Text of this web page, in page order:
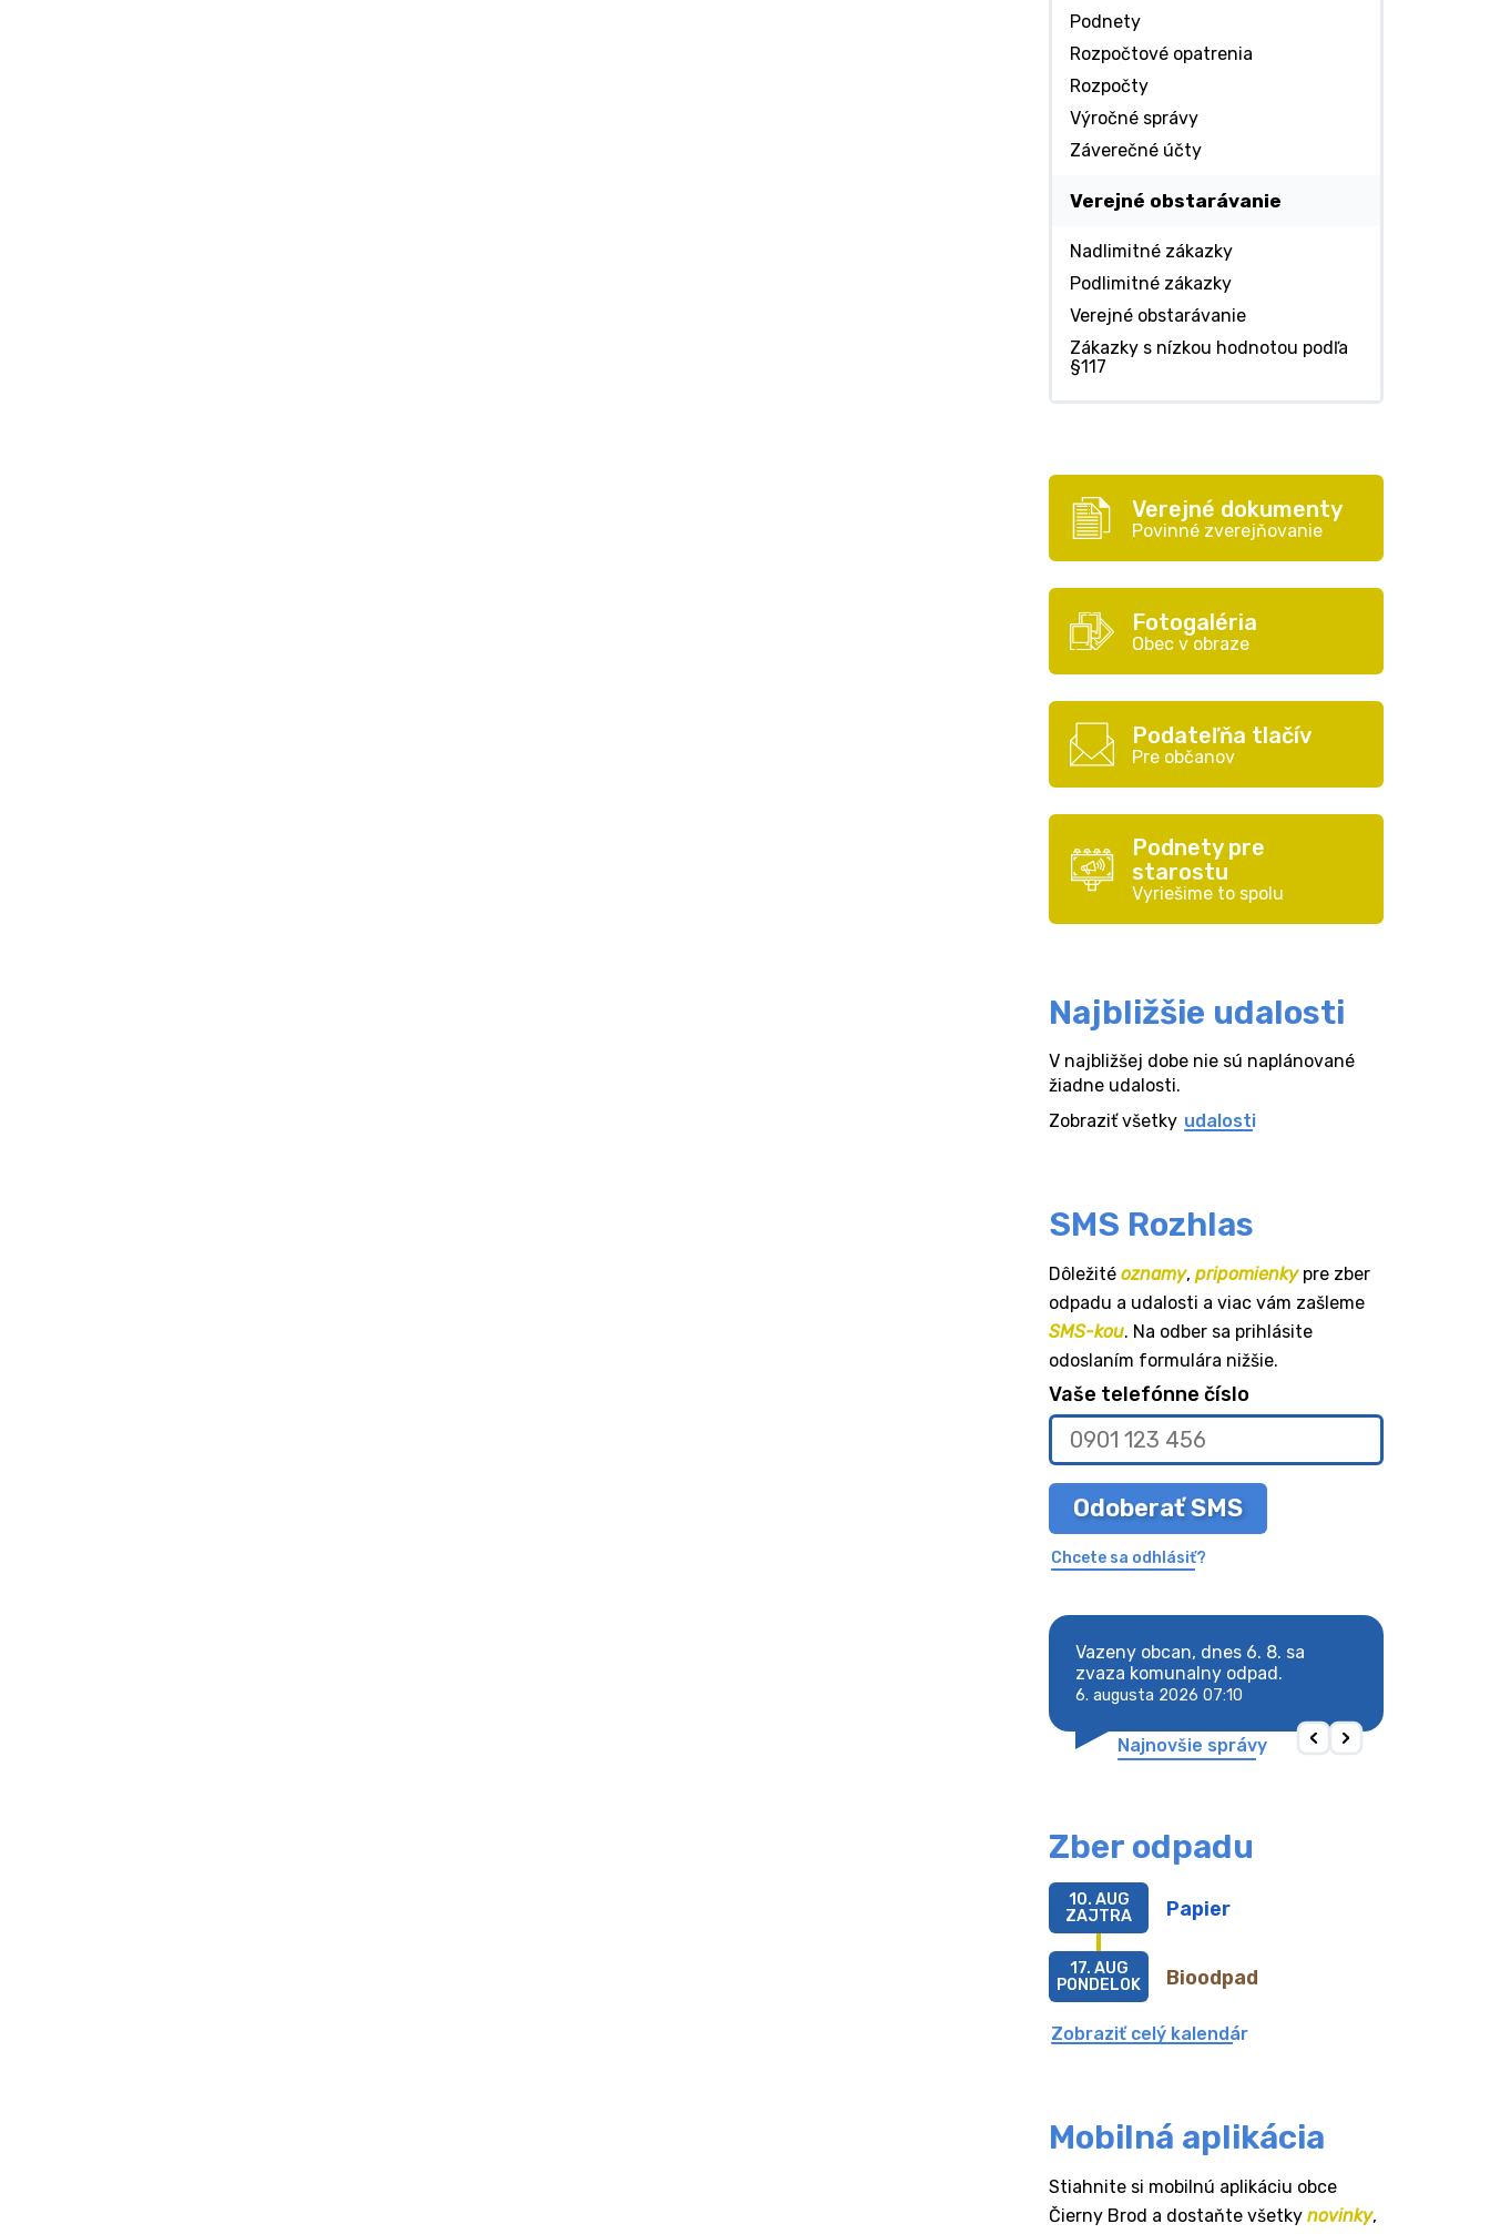
Podnety
Rozpočtové opatrenia
Rozpočty
Výročné správy
Záverečné účty
Verejné obstarávanie
Nadlimitné zákazky
Podlimitné zákazky
Verejné obstarávanie
Zákazky s nízkou hodnotou podľa
§117
Verejné dokumenty
Povinné zverejňovanie
Fotogaléria
Obec v obraze
Podateľňa tlačív
Pre občanov
Podnety pre
starostu
Vyriešime to spolu
Najbližšie udalosti
V najbližšej dobe nie sú naplánované
žiadne udalosti.
Zobraziť všetky udalosti
SMS Rozhlas
Dôležité oznamy, pripomienkypre zber
odpadu a udalosti a viac vám zašleme
SMS-kou. Na odber sa prihlásite
odoslaním formulára nižšie.
Vaše telefónne číslo
Odoberať SMS
Chcete sa odhlásiť?
Vazeny obcan, dnes 6. 8. sa
zvaza komunalny odpad.
6. augusta 2026 07:10
Najnovšie správy
Zber odpadu
Papier
10. AUG
ZAJTRA
Bioodpad
17. AUG
PONDELOK
Zobraziť celý kalendár
Mobilná aplikácia
Stiahnite si mobilnú aplikáciu obce
Čierny Brod a dostaňte všetky novinky,